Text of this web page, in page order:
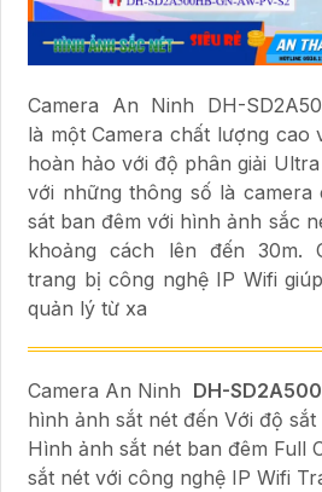
Camera An Ninh DH-
là một Camera chất lượng cao
hoàn hảo với độ phân giải
với những thông số là
sát ban đêm với hình ảnh sắc
khoảng cách lên đến 30m.
trang bị công nghệ IP Wifi
quản lý từ xa
Camera An Ninh DH-
hình ảnh sắt nét đến Với độ
Hình ảnh sắt nét ban đêm Full
sắt nét với công nghệ IP Wifi